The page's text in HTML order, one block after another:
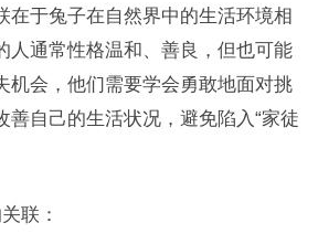
在于兔子在自然界中的生活环境相
人通常性格温和、善良，但也可能
机会，他们需要学会勇敢地面对挑
善自己的生活状况，避免陷入“家徒
联：